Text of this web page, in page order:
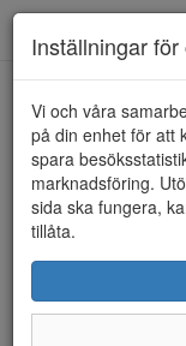
HEM GABOR
Inställningar
Vi och våra
på din enhet för att
spara
marknadsföring.
sida ska fungera,
tillåta.